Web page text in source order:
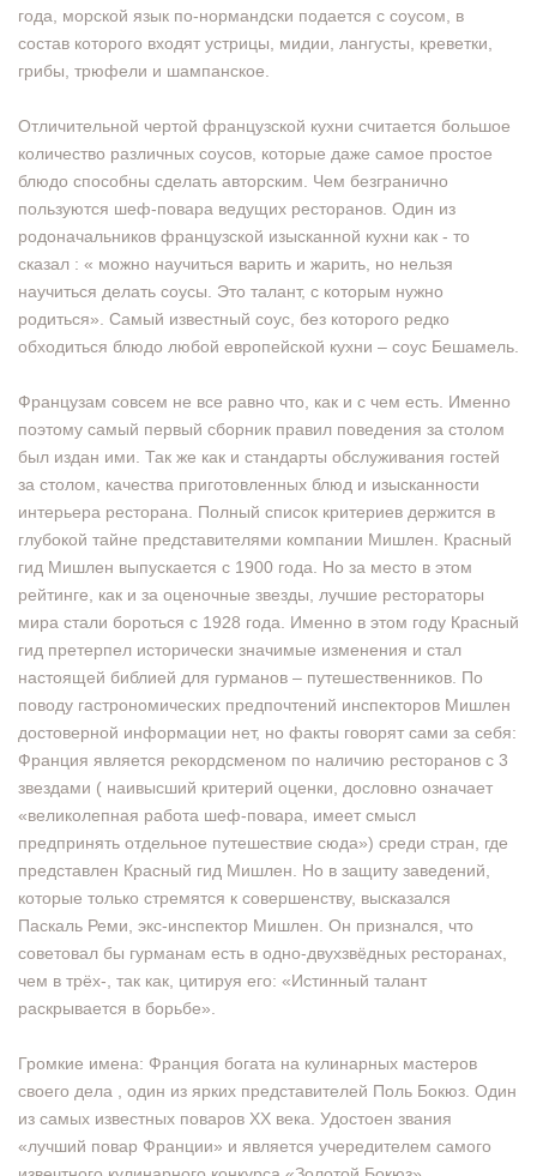
года, морской язык по-нормандски подается с соусом, в
состав которого входят устрицы, мидии, лангусты, креветки,
грибы, трюфели и шампанское.
Отличительной чертой французской кухни считается большое
количество различных соусов, которые даже самое простое
блюдо способны сделать авторским. Чем безгранично
пользуются шеф-повара ведущих ресторанов. Один из
родоначальников французской изысканной кухни как - то
сказал : « можно научиться варить и жарить, но нельзя
научиться делать соусы. Это талант, с которым нужно
родиться». Самый известный соус, без которого редко
обходиться блюдо любой европейской кухни – соус Бешамель.
Французам совсем не все равно что, как и с чем есть. Именно
поэтому самый первый сборник правил поведения за столом
был издан ими. Так же как и стандарты обслуживания гостей
за столом, качества приготовленных блюд и изысканности
интерьера ресторана. Полный список критериев держится в
глубокой тайне представителями компании Мишлен. Красный
гид Мишлен выпускается с 1900 года. Но за место в этом
рейтинге, как и за оценочные звезды, лучшие рестораторы
мира стали бороться с 1928 года. Именно в этом году Красный
гид претерпел исторически значимые изменения и стал
настоящей библией для гурманов – путешественников. По
поводу гастрономических предпочтений инспекторов Мишлен
достоверной информации нет, но факты говорят сами за себя:
Франция является рекордсменом по наличию ресторанов с 3
звездами ( наивысший критерий оценки, дословно означает
«великолепная работа шеф-повара, имеет смысл
предпринять отдельное путешествие сюда») среди стран, где
представлен Красный гид Мишлен. Но в защиту заведений,
которые только стремятся к совершенству, высказался
Паскаль Реми, экс-инспектор Мишлен. Он признался, что
советовал бы гурманам есть в одно-двухзвёдных ресторанах,
чем в трёх-, так как, цитируя его: «Истинный талант
раскрывается в борьбе».
Громкие имена: Франция богата на кулинарных мастеров
своего дела , один из ярких представителей Поль Бокюз. Один
из самых известных поваров ХХ века. Удостоен звания
«лучший повар Франции» и является учередителем самого